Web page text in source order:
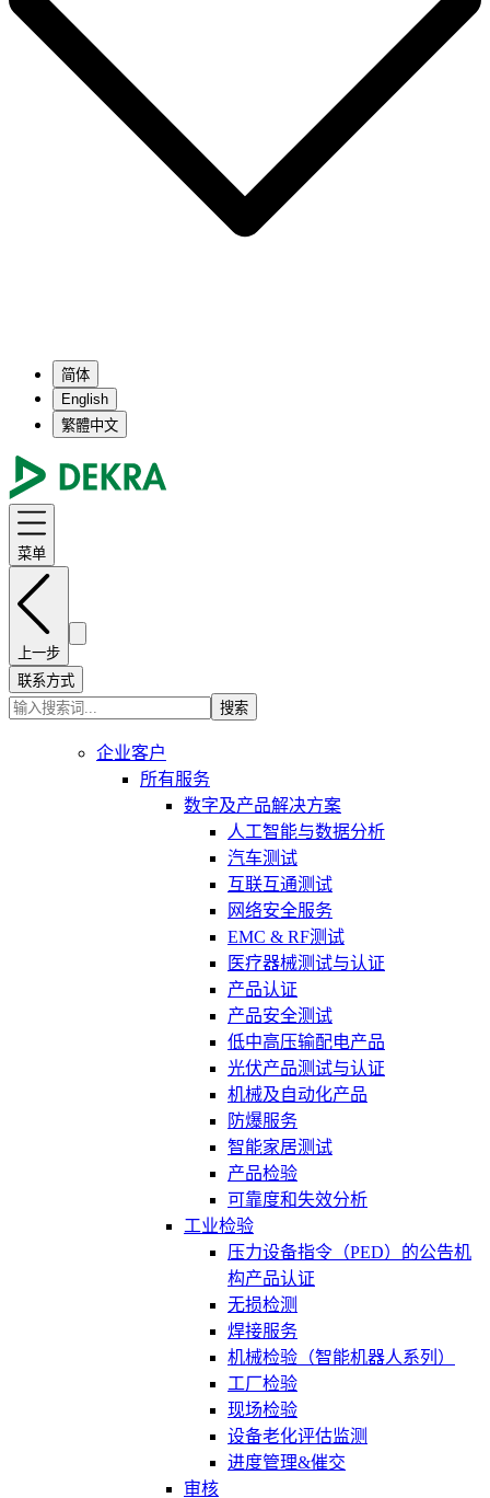
简体
English
繁體中文
菜单
上一步
联系方式
搜索
企业客户
所有服务
数字及产品解决方案
人工智能与数据分析
汽车测试
互联互通测试
网络安全服务
EMC & RF测试
医疗器械测试与认证
产品认证
产品安全测试
低中高压输配电产品
光伏产品测试与认证
机械及自动化产品
防爆服务
智能家居测试
产品检验
可靠度和失效分析
工业检验
压力设备指令（PED）的公告机
构产品认证
无损检测
焊接服务
机械检验（智能机器人系列）
工厂检验
现场检验
设备老化评估监测
进度管理&催交
审核